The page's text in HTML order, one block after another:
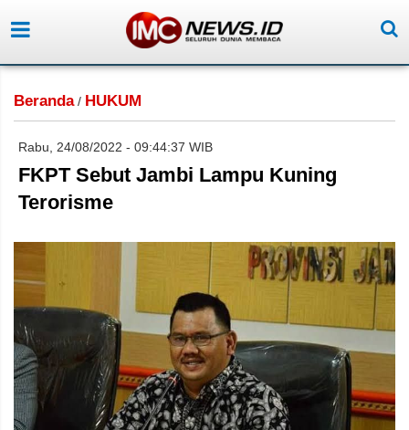
Beranda/ HUKUM
Rabu, 24/08/2022 - 09:44:37 WIB
FKPT Sebut Jambi Lampu Kuning
Terorisme